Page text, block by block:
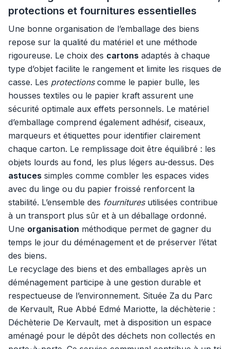
protections et fournitures essentielles
Une bonne organisation de l’emballage des biens
repose sur la qualité du matériel et une méthode
rigoureuse. Le choix des cartons adaptés à chaque
type d’objet facilite le rangement et limite les risques de
casse. Les protectionscomme le papier bulle, les
housses textiles ou le papier kraft assurent une
sécurité optimale aux effets personnels. Le matériel
d’emballage comprend également adhésif, ciseaux,
marqueurs et étiquettes pour identifier clairement
chaque carton. Le remplissage doit être équilibré : les
objets lourds au fond, les plus légers au-dessus. Des
astuces simples comme combler les espaces vides
avec du linge ou du papier froissé renforcent la
stabilité. L’ensemble des fournituresutilisées contribue
à un transport plus sûr et à un déballage ordonné.
Une organisation méthodique permet de gagner du
temps le jour du déménagement et de préserver l’état
des biens.
Le recyclage des biens et des emballages après un
déménagement participe à une gestion durable et
respectueuse de l’environnement. Située Za du Parc
de Kervault, Rue Abbé Edmé Mariotte, la déchèterie :
Déchèterie De Kervault, met à disposition un espace
aménagé pour le dépôt des déchets non collectés en